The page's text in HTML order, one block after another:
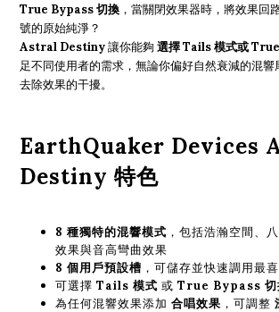
True Bypass 切換 ，當關閉效果器時，將效果回
號的原始純淨？
Astral Destiny讓你能夠 選擇 Tails 模式或
足不同使用者的需求，無論你偏好自然衰減的混
去除效果的干擾。
EarthQuaker Devices
Destiny 特色
8 種獨特的混響模式 ，包括浩瀚空間、
效果與音高彎曲效果
8 個用戶預設槽 ，可儲存並快速調用最
可選擇 Tails 模式 或 True Bypass 切
為任何混響效果添加 合唱效果 ，可調整